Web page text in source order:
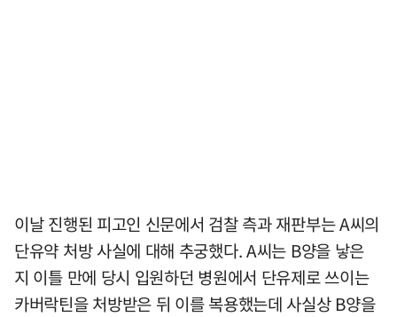
이날 진행된 피고인 신문에서 검찰 측과 재판부는 A씨의
단유약 처방 사실에 대해 추궁했다. A씨는 B양을 낳은
지 이틀 만에 당시 입원하던 병원에서 단유제로 쓰이는
카버락틴을 처방받은 뒤 이를 복용했는데 사실상 B양을